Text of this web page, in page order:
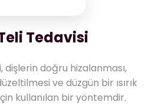
Tedavisi
dişlerin doğru hizalanması,
ve düzgün bir ısırık
kullanılan bir yöntemdir.